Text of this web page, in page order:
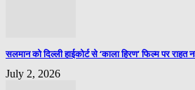
सलमान को दिल्ली हाईकोर्ट से ‘काला हिरण’ फिल्म पर राहत
July 2, 2026